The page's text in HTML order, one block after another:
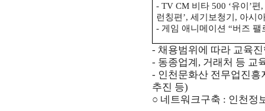
- TV CM 비타 500 ‘유이’
런칭편’, 세기보청기, 아시
- 게임 애니메이션 “버즈
- 채용범위에 따라 교육
- 동종업계, 거래처 등 교
- 인천문화산 전무업진흥
추진 등)
○ 네트워크구축 : 인천정